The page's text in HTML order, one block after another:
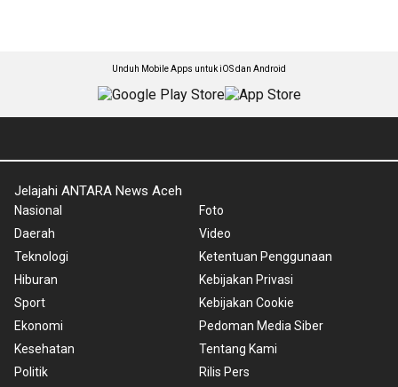
Unduh Mobile Apps untuk iOS dan Android
Jelajahi ANTARA News Aceh
Nasional
Daerah
Teknologi
Hiburan
Sport
Ekonomi
Kesehatan
Politik
Foto
Video
Ketentuan Penggunaan
Kebijakan Privasi
Kebijakan Cookie
Pedoman Media Siber
Tentang Kami
Rilis Pers